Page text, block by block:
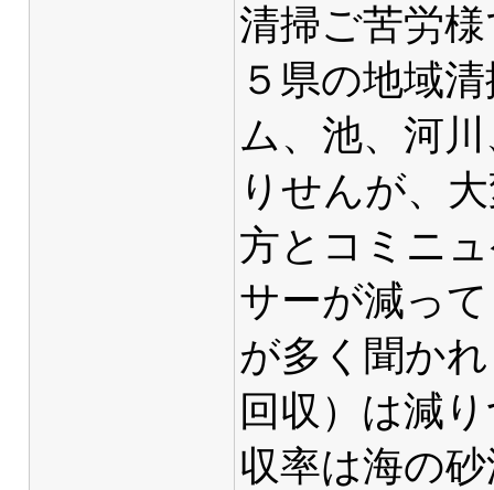
清掃ご苦労
５県の地域
ム、池、河
りせんが、
方とコミニ
サーが減っ
が多く聞か
回収）は減
収率は海の